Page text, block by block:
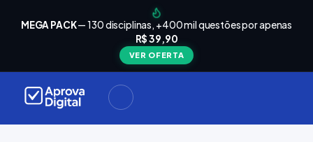
MEGA PACK— 130 disciplinas, +400 mil questões por apenas
R$ 39,90
VER OFERTA
Seu
loja e